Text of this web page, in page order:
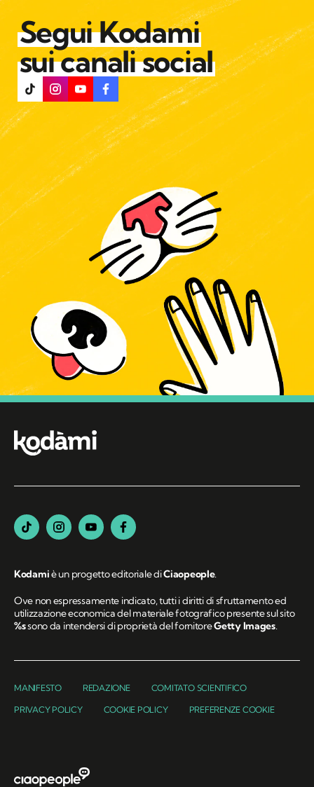
Segui Kodami
sui canali social
Kodamiè un progetto editoriale diCiaopeople.
Ove non espressamente indicato, tutti i diritti di sfruttamento ed
utilizzazione economica del materiale fotografico presente sul sito
%ssono da intendersi di proprietà del fornitoreGetty Images.
MANIFESTO REDAZIONE COMITATO SCIENTIFICO
PRIVACY POLICY COOKIE POLICY PREFERENZE COOKIE